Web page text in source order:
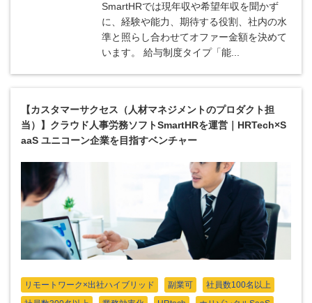
SmartHRでは現年収や希望年収を聞かず
に、経験や能力、期待する役割、社内の水
準と照らし合わせてオファー金額を決めて
います。 給与制度タイプ「能...
【カスタマーサクセス（人材マネジメントのプロダクト担
当）】クラウド人事労務ソフトSmartHRを運営｜HRTech×S
aaS ユニコーン企業を目指すベンチャー
リモートワーク×出社ハイブリッド 副業可
社員数100名以上